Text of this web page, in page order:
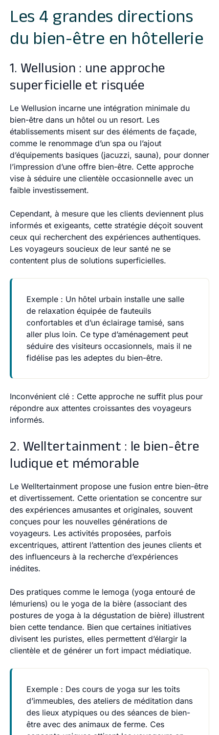
Les 4 grandes directions
du bien-être en hôtellerie
1. Wellusion : une approche
superficielle et risquée
Le Wellusion incarne une intégration minimale du
bien-être dans un hôtel ou un resort. Les
établissements misent sur des éléments de façade,
comme le renommage d’un spa ou l’ajout
d’équipements basiques (jacuzzi, sauna), pour donner
l’impression d’une offre bien-être. Cette approche
vise à séduire une clientèle occasionnelle avec un
faible investissement.
Cependant, à mesure que les clients deviennent plus
informés et exigeants, cette stratégie déçoit souvent
ceux qui recherchent des expériences authentiques.
Les voyageurs soucieux de leur santé ne se
contentent plus de solutions superficielles.
Exemple : Un hôtel urbain installe une salle
de relaxation équipée de fauteuils
confortables et d’un éclairage tamisé, sans
aller plus loin. Ce type d’aménagement peut
séduire des visiteurs occasionnels, mais il ne
fidélise pas les adeptes du bien-être.
Inconvénient clé : Cette approche ne suffit plus pour
répondre aux attentes croissantes des voyageurs
informés.
2. Welltertainment : le bien-être
ludique et mémorable
Le Welltertainment propose une fusion entre bien-être
et divertissement. Cette orientation se concentre sur
des expériences amusantes et originales, souvent
conçues pour les nouvelles générations de
voyageurs. Les activités proposées, parfois
excentriques, attirent l’attention des jeunes clients et
des influenceurs à la recherche d’expériences
inédites.
Des pratiques comme le lemoga (yoga entouré de
lémuriens) ou le yoga de la bière (associant des
postures de yoga à la dégustation de bière) illustrent
bien cette tendance. Bien que certaines initiatives
divisent les puristes, elles permettent d’élargir la
clientèle et de générer un fort impact médiatique.
Exemple : Des cours de yoga sur les toits
d’immeubles, des ateliers de méditation dans
des lieux atypiques ou des séances de bien-
être avec des animaux de ferme. Ces